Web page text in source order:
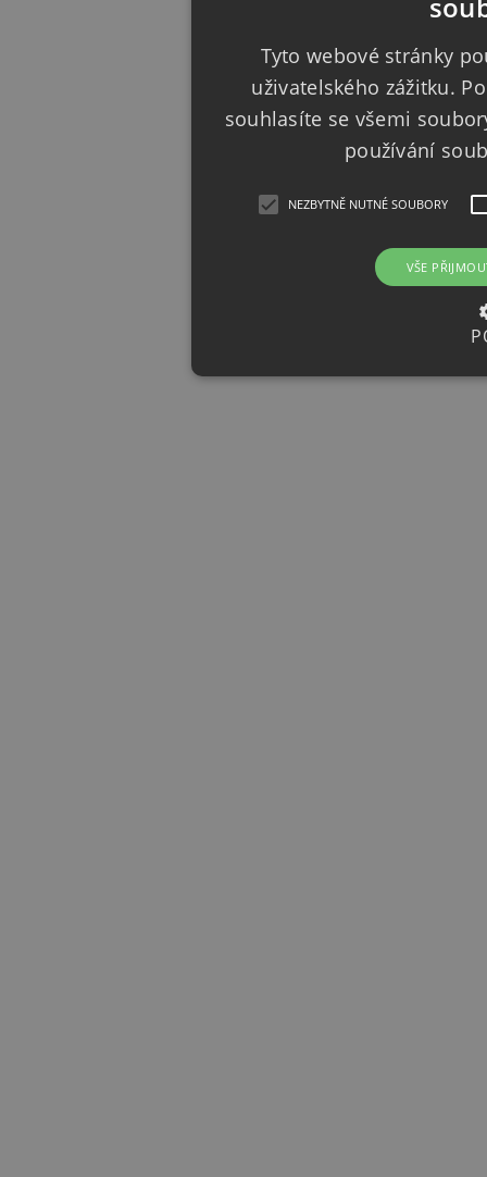
Tyto webové stránky
uživatelského zážitku.
souhlasíte se všemi
používání
NEZBYTNĚ NUTNÉ SOUBORY
VŠE